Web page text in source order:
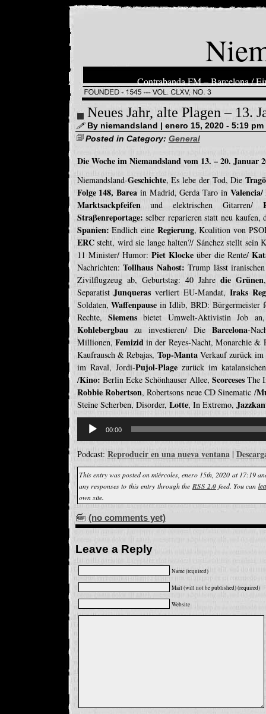
Contrabanda FM – Barcelona /
Neues Jahr, alte Plagen – 13.
By niemandsland | enero 15, 2020 - 5:19 pm
Posted in Category: General
Die Woche im Niemandsland vom 13. – 20. Januar
Niemandsland-Geschichte, Es lebe der Tod, Die
Folge 148, Barea in Madrid, Gerda Taro inValencia/
Marktsackpfeifenund elektrischen Gitarren/
Straβenreportage: selber reparieren statt neu
Spanien: Endlich eine Regierung, Koalition von
ERCsteht, wird sie lange halten?/ Sánchez stellt sein
11 Minister/ Humor: Piet Klockeüber die Rente/
Nachrichten:Tollhaus Nahost: Trump lässt
Zivilflugzeug ab, Geburtstag: 40 Jahre die Grünen
SeparatistJunqueras verliert EU-Mandat,Iraks
Soldaten,Waffenpause in Idlib, BRD: Bürgermeister
Rechte, Siemensbietet Umwelt-Aktivistin Job
Kohlebergbauzu investieren/ Die Barcelona-
Millionen, Femizidin der Reyes-Nacht, Monarchie &
Kaufrausch & Rebajas, Top-MantaVerkauf zurück im
im Raval, Jordi-Pujol-Plagezurück im
/Kino: Berlin Ecke Schönhauser Allee, Scorceses The
Robbie Robertson, Robertsons neue CD Sinematic /
Steine Scherben, Disorder, Lotte, In Extremo,
audio
00:00
Podcast: Reproducir en una nueva ventana|
This entry was posted on miércoles, enero 15th, 2020 at 17:19
any responses to this entry through the RSS 2.0 feed. You can
own site.
(no comments yet)
Leave a Reply
Name (required)
Mail (will not be published) (required)
Website